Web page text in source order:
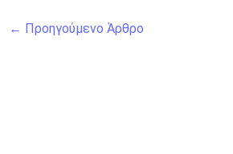
a
c
s
w
i
← Προηγούμενο Άρθρο